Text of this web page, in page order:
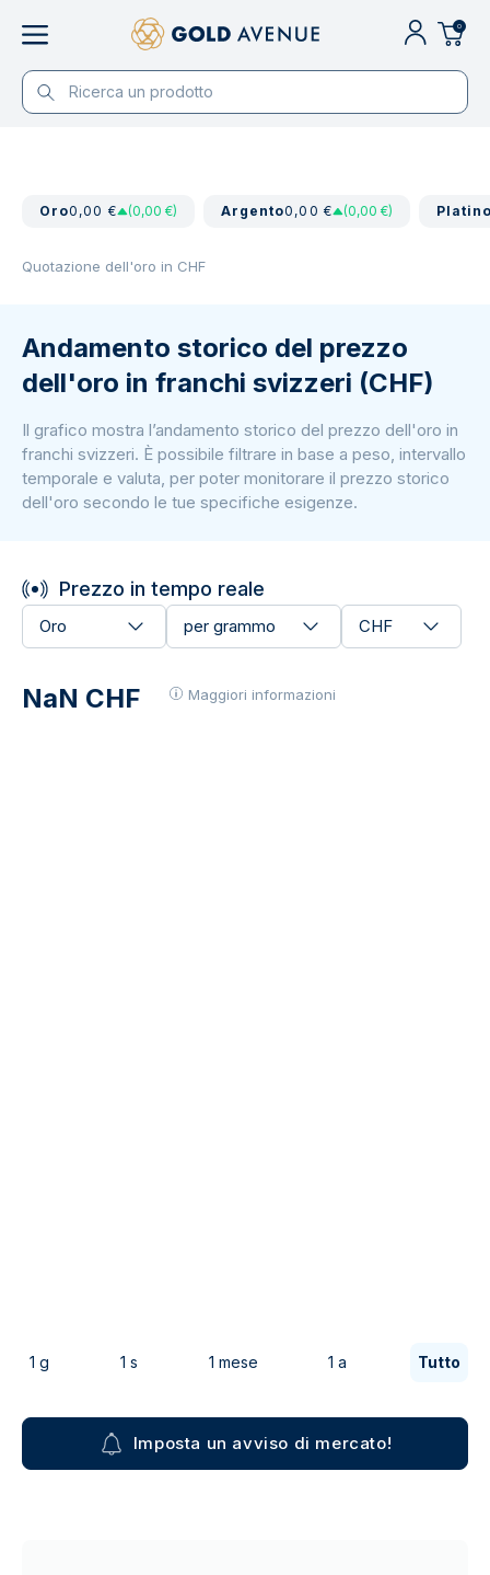
0
Oro0,00 € (0,00 €) Argento0,00 € (0,00 €)
Quotazione dell'oro in CHF
Andamento storico del prezzo
dell'oro in franchi svizzeri (CHF)
Il grafico mostra l’andamento storico del prezzo dell'oro in
franchi svizzeri. È possibile filtrare in base a peso, intervallo
temporale e valuta, per poter monitorare il prezzo storico
dell'oro secondo le tue specifiche esigenze.
Prezzo in tempo reale
Oro per grammo CHF
NaN CHF Maggiori informazioni
1 g 1 s 1 mese 1 a Tutto
Imposta un avviso di mercato!